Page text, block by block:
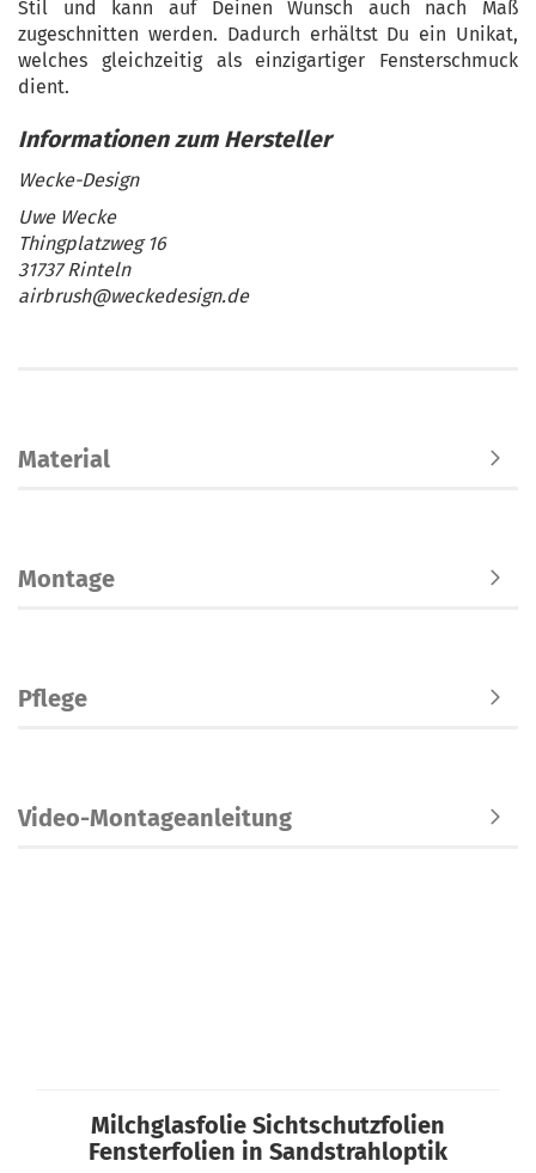
Stil und kann auf Deinen Wunsch auch nach Maß
zugeschnitten werden. Dadurch erhältst Du ein Unikat,
welches gleichzeitig als einzigartiger Fensterschmuck
dient.
Wecke-Design
Uwe Wecke
Thingplatzweg 16
31737 Rinteln
airbrush@weckedesign.de
Material
Montage
Pflege
Video-Montageanleitung
Milchglasfolie Sichtschutzfolien
Fensterfolien in Sandstrahloptik